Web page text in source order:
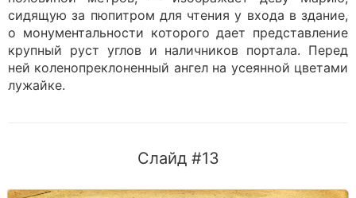
сидящую за пюпитром для чтения у входа в здание,
о монументальности которого дает представление
крупный руст углов и наличников портала. Перед
ней коленопреклоненный ангел на усеянной цветами
лужайке.
Слайд #13